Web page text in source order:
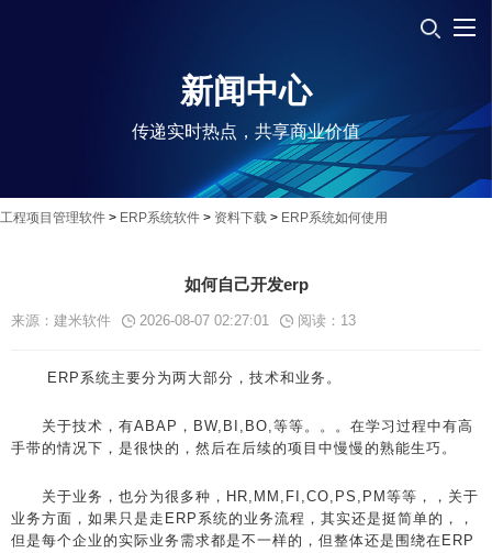
新闻中心
传递实时热点，共享商业价值
工程项目管理软件 > ERP系统软件 > 资料下载 > ERP系统如何使用
如何自己开发erp
来源：建米软件 2026-08-07 02:27:01 阅读： 13
ERP系统主要分为两大部分，技术和业务。
关于技术，有ABAP，BW,BI,BO,等等。。。在学习过程中有高
手带的情况下，是很快的，然后在后续的项目中慢慢的熟能生巧。
关于业务，也分为很多种，HR,MM,FI,CO,PS,PM等等，，关于
业务方面，如果只是走ERP系统的业务流程，其实还是挺简单的，，
但是每个企业的实际业务需求都是不一样的，但整体还是围绕在ERP